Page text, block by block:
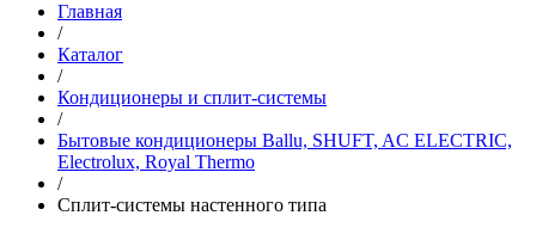
Главная
/
Каталог
/
Кондиционеры и сплит-системы
/
Бытовые кондиционеры Ballu, SHUFT, AC ELECTRIC,
Electrolux, Royal Thermo
/
Сплит-системы настенного типа